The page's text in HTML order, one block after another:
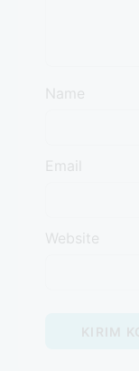
Name
Email
Website